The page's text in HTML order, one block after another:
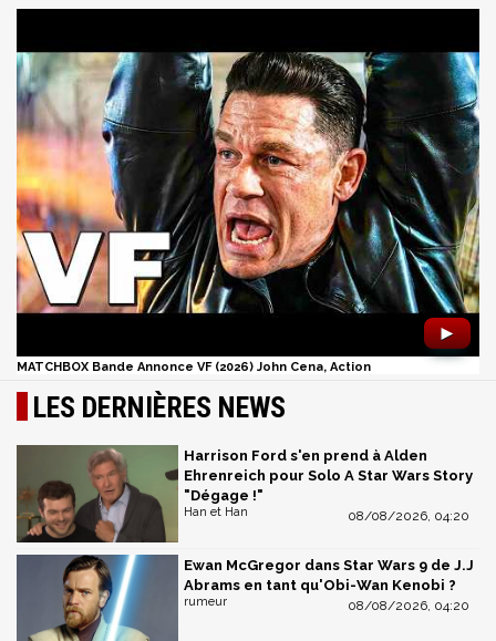
►
MATCHBOX Bande Annonce VF (2026) John Cena, Action
LES DERNIÈRES NEWS
Harrison Ford s'en prend à Alden
Ehrenreich pour Solo A Star Wars Story
"Dégage !"
08/08/2026, 04:20
Han et Han
Ewan McGregor dans Star Wars 9 de J.J
Abrams en tant qu'Obi-Wan Kenobi ?
08/08/2026, 04:20
rumeur